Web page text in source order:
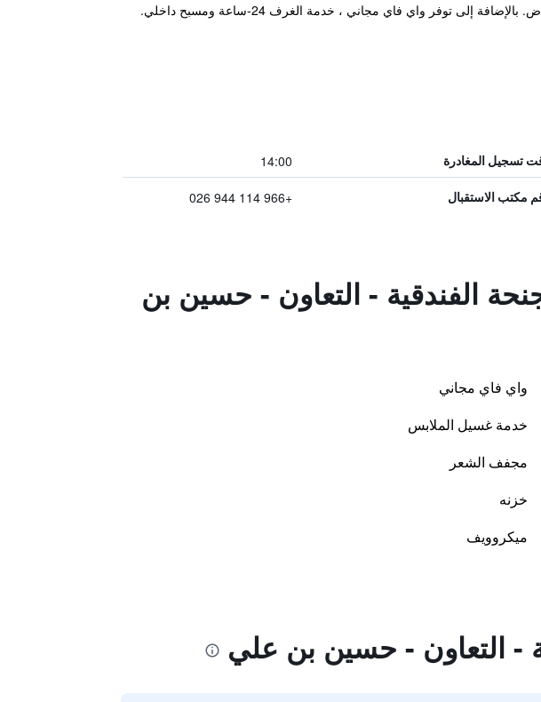
تسجيل المغادرة 14:00
مكتب الاستقبال +966 114 944 026
الفندقية - التعاون - حسين بن
واي فاي مجاني
خدمة غسيل الملابس
مجفف الشعر
خزنه
ميكروويف
- التعاون - حسين بن علي